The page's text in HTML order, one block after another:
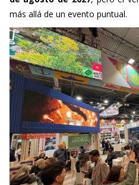
más allá de un evento puntual.